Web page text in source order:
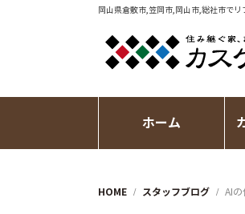
岡山県倉敷市,笠岡市,岡山市,総社市でリ
ホーム
HOME スタッフブログ AI